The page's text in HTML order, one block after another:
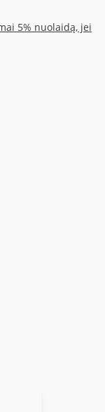
5% nuolaidą, jei